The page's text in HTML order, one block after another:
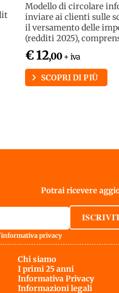
Modello di circolare
inviare ai clienti sulle
il versamento delle
(redditi 2025),
€ 12,00 + iva
SCOPRI DI PIÙ
Potrai ricevere
informativa privacy
Chi siamo
I primi 25 anni
Informativa Privacy
Informazioni legali